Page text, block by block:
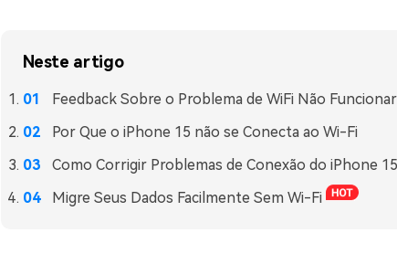
Neste artigo
Feedback Sobre o Problema de WiFi Não Funcionar
Por Que o iPhone 15 não se Conecta ao Wi-Fi
Como Corrigir Problemas de Conexão do iPhone
Migre Seus Dados Facilmente Sem Wi-Fi